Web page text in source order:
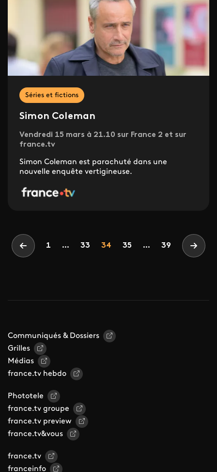
Séries et fictions
Simon Coleman
Vendredi 15 mars à 21.10 sur France 2 et sur
france.tv
Simon Coleman est parachuté dans une
nouvelle enquête vertigineuse.
Pagination
Page précédente
1 ... Page
33 Page
34 Page
35 ... 39 Page
Communiqués & Dossiers
Grilles
Médias
france.tv hebdo
Phototele
france.tv groupe
france.tv preview
france.tv&vous
france.tv
franceinfo